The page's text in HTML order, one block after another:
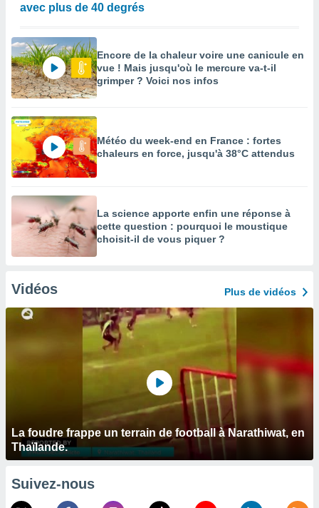
avec plus de 40 degrés
Encore de la chaleur voire une canicule en
vue ! Mais jusqu'où le mercure va-t-il
grimper ? Voici nos infos
Météo du week-end en France : fortes
chaleurs en force, jusqu'à 38°C attendus
La science apporte enfin une réponse à
cette question : pourquoi le moustique
choisit-il de vous piquer ?
Vidéos Plus de vidéos
La foudre frappe un terrain de football à Narathiwat, en
Thaïlande.
Suivez-nous